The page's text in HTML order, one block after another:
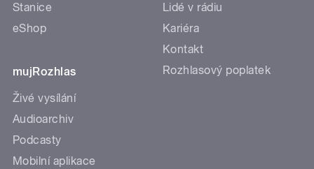
Stanice
eShop
mujRozhlas
Živé vysílání
Audioarchiv
Podcasty
Mobilní aplikace
Lidé v rádiu
Kariéra
Kontakt
Rozhlasový poplatek